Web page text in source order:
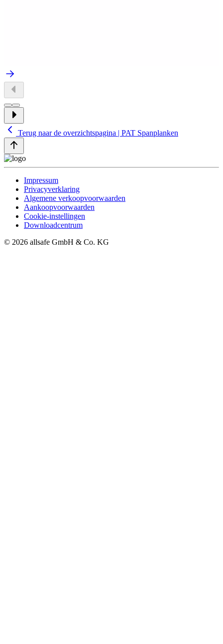
Terug naar de overzichtspagina | PAT Spanplanken
Impressum
Privacyverklaring
Algemene verkoopvoorwaarden
Aankoopvoorwaarden
Cookie-instellingen
Downloadcentrum
© 2026 allsafe GmbH & Co. KG